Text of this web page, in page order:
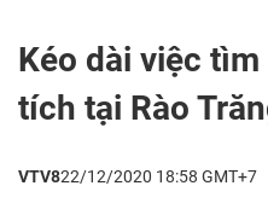
Kéo dài việc
tích tại Rào
VTV822/12/2020 18:58 GMT+7